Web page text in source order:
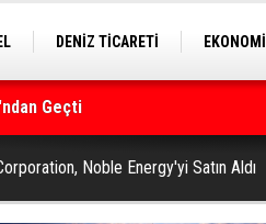
DENİZ TİCARETİ EKONOMİ
Geçti
Noble Energy'yi Satın Aldı